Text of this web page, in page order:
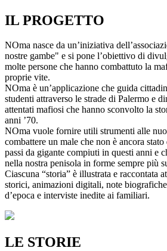
IL PROGETTO
NOma nasce da un’iniziativa
nostre gambe" e si pone l’obiettivo di
molte persone che hanno combattuto la
proprie vite.
NOma è un’applicazione che guida
studenti attraverso le strade di Palermo e
attentati mafiosi che hanno sconvolto la
anni ’70.
NOma vuole fornire utili strumenti alle
combattere un male che non è ancora
passi da gigante compiuti in questi anni e
nella nostra penisola in forme sempre più
Ciascuna “storia” è illustrata e raccontata
storici, animazioni digitali, note
d’epoca e interviste inedite ai familiari.
LE STORIE